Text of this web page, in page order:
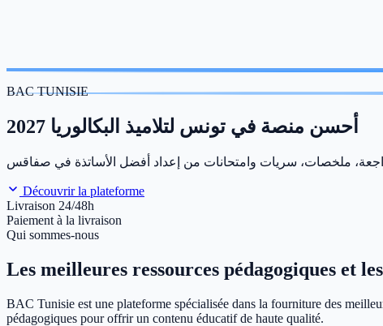
BAC TUNISIE
أحسن منصة في تونس لتلاميذ البكالوريا 2027
Découvrir la plateforme
Livraison 24/48h
Paiement à la livraison
Qui sommes-nous
Les meilleures ressources pédagogiques et
BAC Tunisie est une plateforme spécialisée dans la fourniture des
pédagogiques pour offrir un contenu éducatif de haute qualité.